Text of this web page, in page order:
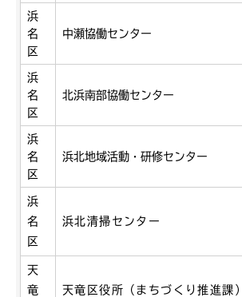
浜
名
区
中瀬協働センター
浜
名
区
北浜南部協働センター
浜
名
区
浜北地域活動・研修センター
浜
名
区
浜北清掃センター
天
竜
天竜区役所（まちづくり推進課）